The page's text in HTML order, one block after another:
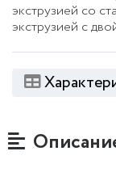
экструзией со
экструзией с